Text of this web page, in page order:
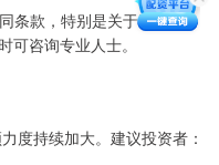
条款，特别是关于平仓规
咨询专业人士。
度持续加大。建议投资者：